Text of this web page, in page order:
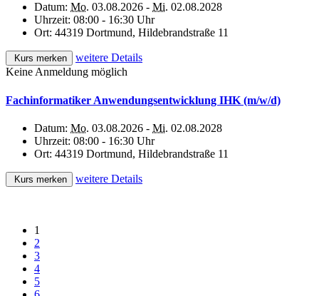
Datum: Mo. 03.08.2026 - Mi. 02.08.2028
Uhrzeit: 08:00 - 16:30 Uhr
Ort: 44319 Dortmund, Hildebrandstraße 11
Kurs merken
weitere Details
Keine Anmeldung möglich
Fachinformatiker Anwendungsentwicklung IHK (m/w/d)
Datum: Mo. 03.08.2026 - Mi. 02.08.2028
Uhrzeit: 08:00 - 16:30 Uhr
Ort: 44319 Dortmund, Hildebrandstraße 11
Kurs merken weitere Details
1
2
3
4
5